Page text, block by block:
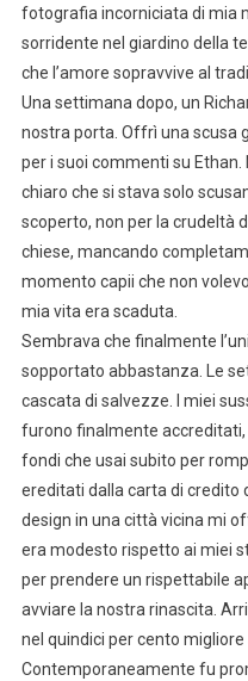
fotografia incorniciata di mia
sorridente nel giardino della
che l’amore sopravvive al
Una settimana dopo, un
nostra porta. Offrì una scusa
per i suoi commenti su
chiaro che si stava solo
scoperto, non per la crudeltà
chiese, mancando
momento capii che non
mia vita era scaduta.
Sembrava che finalmente
sopportato abbastanza. Le
cascata di salvezze. I miei
furono finalmente
fondi che usai subito per
ereditati dalla carta di credito
design in una città vicina mi
era modesto rispetto ai miei
per prendere un rispettabile
avviare la nostra rinascita.
nel quindici per cento migliore
Contemporaneamente fu